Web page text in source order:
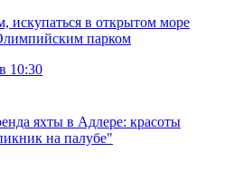
искупаться в открытом море
парком
10:30